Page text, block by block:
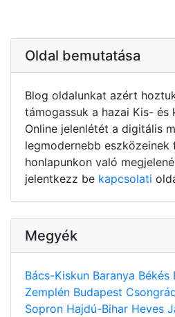
Oldal bemutatása
Blog oldalunkat azért
támogassuk a hazai Kis- és
Online jelenlétét a digitális
legmodernebb eszközeinek
honlapunkon való
jelentkezz be kapcsolati
Megyék
Bács-Kiskun Baranya Békés
Zemplén Budapest
Sopron Hajdú-Bihar Heves